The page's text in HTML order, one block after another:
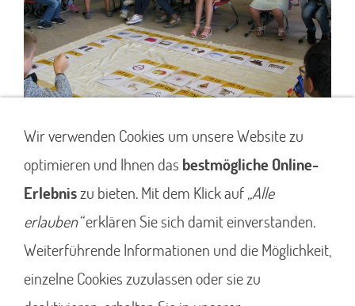
Impressum Datenschutz
Wir verwenden Cookies um unsere Website zu
optimieren und Ihnen das bestmögliche Online-
Erlebniszu bieten. Mit dem Klick auf„Alle
erlauben“erklären Sie sich damit einverstanden.
Weiterführende Informationen und die Möglichkeit,
einzelne Cookies zuzulassen oder sie zu